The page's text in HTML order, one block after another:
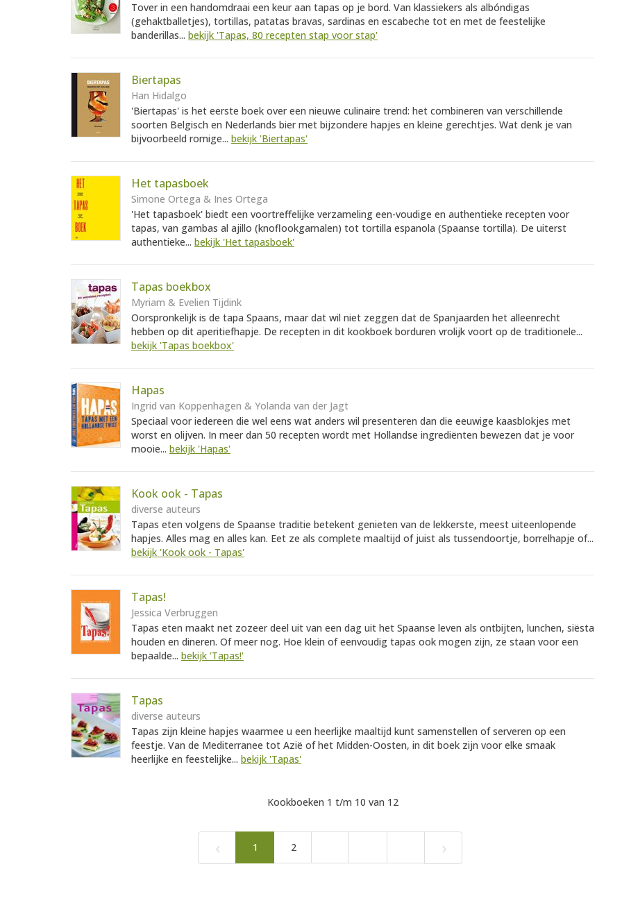
Tover in een handomdraai een keur aan tapas op je bord. Van klassiekers als albóndigas
(gehaktballetjes), tortillas, patatas bravas, sardinas en escabeche tot en met de feestelijke
banderillas... bekijk 'Tapas, 80 recepten stap voor stap'
Biertapas
Han Hidalgo
'Biertapas' is het eerste boek over een nieuwe culinaire trend: het combineren van verschillende
soorten Belgisch en Nederlands bier met bijzondere hapjes en kleine gerechtjes. Wat denk je van
bijvoorbeeld romige... bekijk 'Biertapas'
Het tapasboek
Simone Ortega & Ines Ortega
'Het tapasboek' biedt een voortreffelijke verzameling een-voudige en authentieke recepten voor
tapas, van gambas al ajillo (knoflookgarnalen) tot tortilla espanola (Spaanse tortilla). De uiterst
authentieke... bekijk 'Het tapasboek'
Tapas boekbox
Myriam & Evelien Tijdink
Oorspronkelijk is de tapa Spaans, maar dat wil niet zeggen dat de Spanjaarden het alleenrecht
hebben op dit aperitiefhapje. De recepten in dit kookboek borduren vrolijk voort op de traditionele...
bekijk 'Tapas boekbox'
Hapas
Ingrid van Koppenhagen & Yolanda van der Jagt
Speciaal voor iedereen die wel eens wat anders wil presenteren dan die eeuwige kaasblokjes met
worst en olijven. In meer dan 50 recepten wordt met Hollandse ingrediënten bewezen dat je voor
mooie... bekijk 'Hapas'
Kook ook - Tapas
diverse auteurs
Tapas eten volgens de Spaanse traditie betekent genieten van de lekkerste, meest uiteenlopende
hapjes. Alles mag en alles kan. Eet ze als complete maaltijd of juist als tussendoortje, borrelhapje of...
bekijk 'Kook ook - Tapas'
Tapas!
Jessica Verbruggen
Tapas eten maakt net zozeer deel uit van een dag uit het Spaanse leven als ontbijten, lunchen, siësta
houden en dineren. Of meer nog. Hoe klein of eenvoudig tapas ook mogen zijn, ze staan voor een
bepaalde... bekijk 'Tapas!'
Tapas
diverse auteurs
Tapas zijn kleine hapjes waarmee u een heerlijke maaltijd kunt samenstellen of serveren op een
feestje. Van de Mediterranee tot Azië of het Midden-Oosten, in dit boek zijn voor elke smaak
heerlijke en feestelijke... bekijk 'Tapas'
Kookboeken 1 t/m 10 van 12
‹ 1 2 ›